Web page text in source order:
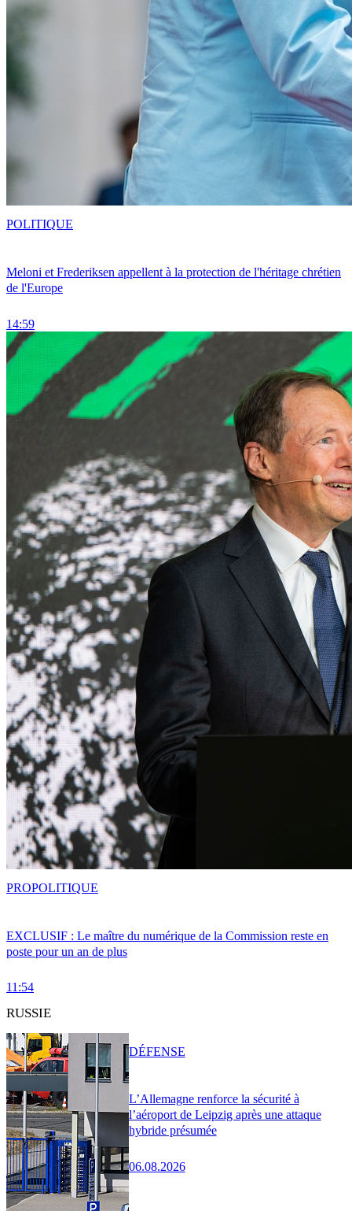
Meloni et Frederiksen appellent à la protection de l'héritage chrétien
de l'Europe
14:59
POLITIQUE
EXCLUSIF : Le maître du numérique de la Commission reste en
poste pour un an de plus
11:54
PROPOLITIQUE
RUSSIE
L’Allemagne renforce la sécurité à
l’aéroport de Leipzig après une attaque
hybride présumée
06.08.2026
DÉFENSE